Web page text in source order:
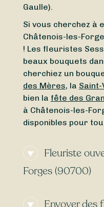
Gaulle).
Si vous cherchez à
Châtenois-les-
! Les fleuristes
beaux bouquets
cherchiez un
des Mères, la Saint-
bien la fête des
à Châtenois-les-
disponibles pour
Fleuriste
Forges (90700)
actuellementà
Envoyer des